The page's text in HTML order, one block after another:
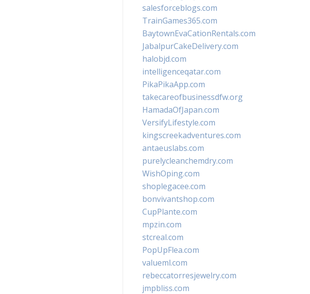
salesforceblogs.com
TrainGames365.com
BaytownEvaCationRentals.com
JabalpurCakeDelivery.com
halobjd.com
intelligenceqatar.com
PikaPikaApp.com
takecareofbusinessdfw.org
HamadaOfJapan.com
VersifyLifestyle.com
kingscreekadventures.com
antaeuslabs.com
purelycleanchemdry.com
WishOping.com
shoplegacee.com
bonvivantshop.com
CupPlante.com
mpzin.com
stcreal.com
PopUpFlea.com
valueml.com
rebeccatorresjewelry.com
jmpbliss.com